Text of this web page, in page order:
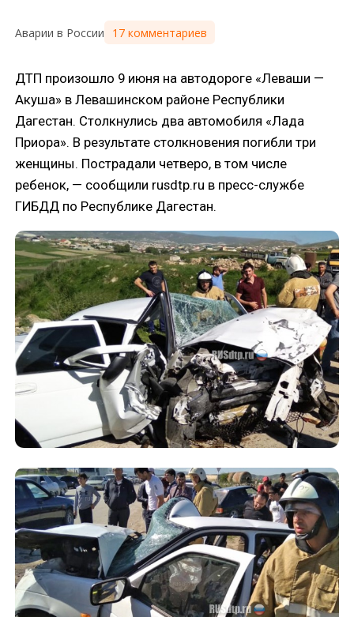
Аварии в России 17 комментариев
ДТП произошло 9 июня на автодороге «Леваши —
Акуша» в Левашинском районе Республики
Дагестан. Столкнулись два автомобиля «Лада
Приора». В результате столкновения погибли три
женщины. Пострадали четверо, в том числе
ребенок, — сообщили rusdtp.ru в пресс-службе
ГИБДД по Республике Дагестан.